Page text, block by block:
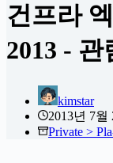
건프라
2013 - 관
kimstar
2013년 7월
Private >